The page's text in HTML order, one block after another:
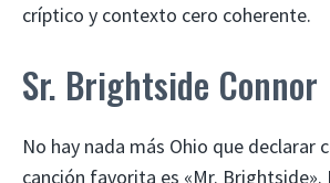
críptico y contexto cero coherente.
Sr. Brightside Connor
No hay nada más Ohio que declarar
canción favorita es «Mr. Brightside».